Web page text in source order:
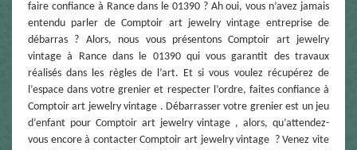
faire confiance à Rance dans le 01390 ? Ah oui, vous n’avez jamais
entendu parler de Comptoir art jewelry vintage entreprise de
débarras ? Alors, nous vous présentons Comptoir art jewelry
vintage à Rance dans le 01390 qui vous garantit des travaux
réalisés dans les règles de l’art. Et si vous voulez récupérez de
l’espace dans votre grenier et respecter l’ordre, faites confiance à
Comptoir art jewelry vintage . Débarrasser votre grenier est un jeu
d’enfant pour Comptoir art jewelry vintage , alors, qu’attendez-
vous encore à contacter Comptoir art jewelry vintage ? Venez vite